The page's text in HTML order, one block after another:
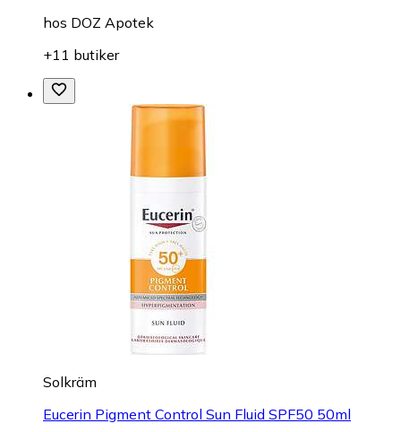
hos DOZ Apotek
+11 butiker
Solkräm
Eucerin Pigment Control Sun Fluid SPF50 50ml